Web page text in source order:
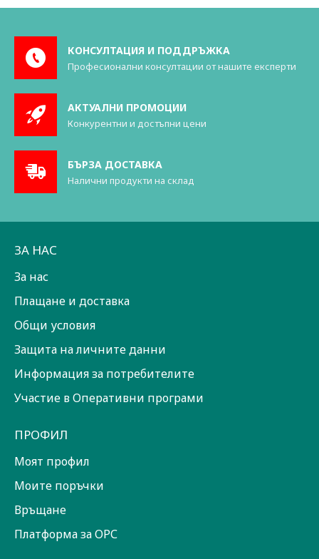
КОНСУЛТАЦИЯ И ПОДДРЪЖКА
Професионални консултации от нашите експерти
АКТУАЛНИ ПРОМОЦИИ
Конкурентни и достъпни цени
БЪРЗА ДОСТАВКА
Налични продукти на склад
ЗА НАС
За нас
Плащане и доставка
Общи условия
Защита на личните данни
Информация за потребителите
Участие в Оперативни програми
ПРОФИЛ
Моят профил
Моите поръчки
Връщане
Платформа за ОРС